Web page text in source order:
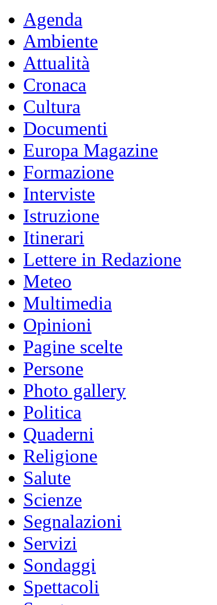
Agenda
Ambiente
Attualità
Cronaca
Cultura
Documenti
Europa Magazine
Formazione
Interviste
Istruzione
Itinerari
Lettere in Redazione
Meteo
Multimedia
Opinioni
Pagine scelte
Persone
Photo gallery
Politica
Quaderni
Religione
Salute
Scienze
Segnalazioni
Servizi
Sondaggi
Spettacoli